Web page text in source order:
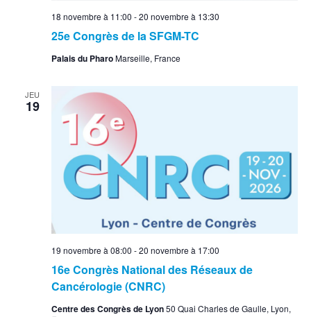
25e Congrès de la SFGM-TC
18 novembre à 11:00 -20 novembre à 13:30
Palais du PharoMarseille, France
JEU
19
16e Congrès National des Réseaux de
Cancérologie (CNRC)
19 novembre à 08:00 -20 novembre à 17:00
Centre des Congrès de Lyon50 Quai Charles de Gaulle, Lyon,